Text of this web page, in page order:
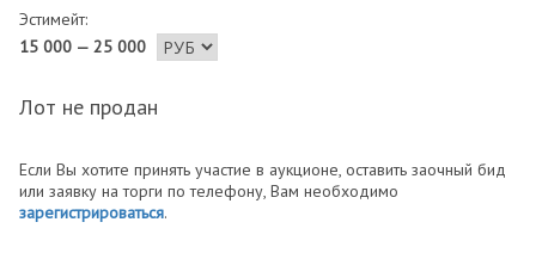
Эстимейт:
15 000 — 25 000
Лот не продан
Если Вы хотите принять участие в аукционе, оставить заочный бид
или заявку на торги по телефону, Вам необходимо
зарегистрироваться.